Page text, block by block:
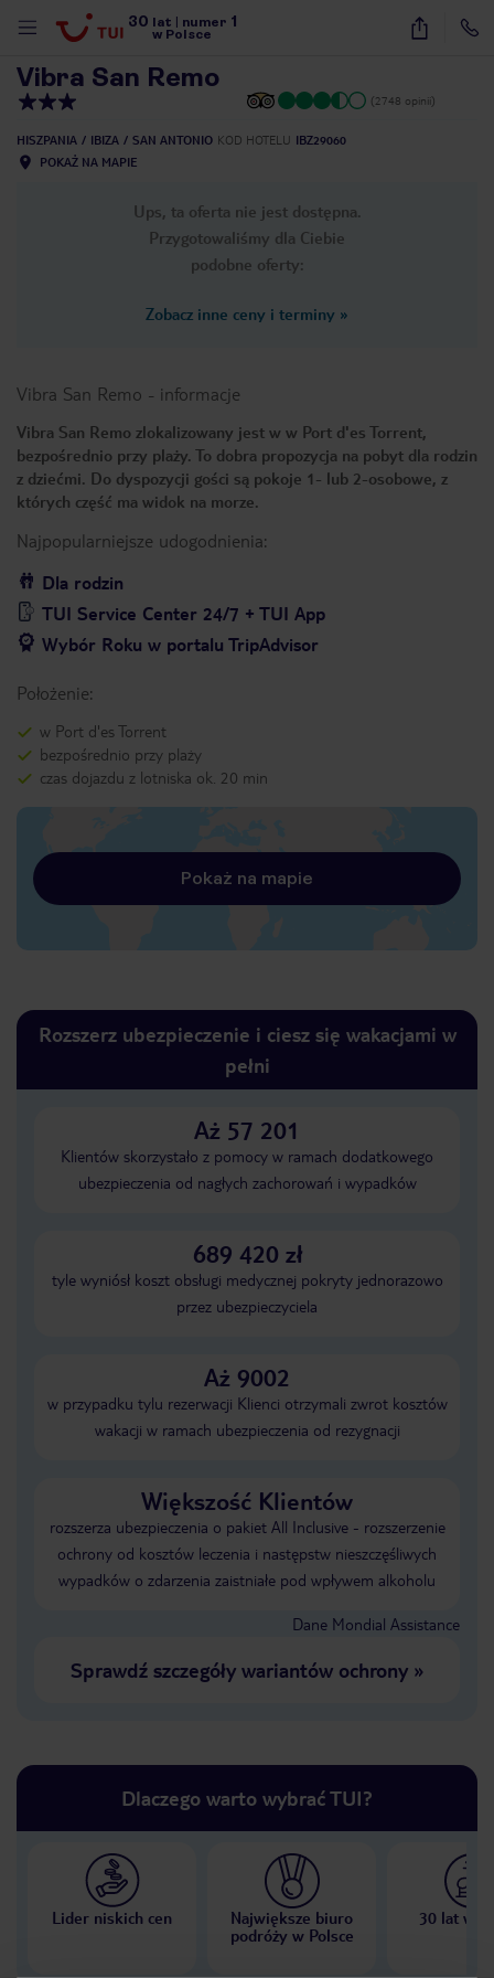
30 lat numer 1
w Polsce
23
Vibra San Remo
(2748 opinii)
HISZPANIA IBIZA SAN ANTONIO KOD HOTELU IBZ29060
POKAŻ NA MAPIE
Ups, ta oferta nie jest dostępna.
Przygotowaliśmy dla Ciebie
podobne oferty:
Zobacz inne ceny i terminy »
Vibra San Remo - informacje
Vibra San Remo zlokalizowany jest w w Port d'es Torrent,
bezpośrednio przy plaży. To dobra propozycja na pobyt dla rodzin
z dziećmi. Do dyspozycji gości są pokoje 1- lub 2-osobowe, z
których część ma widok na morze.
Najpopularniejsze udogodnienia:
Dla rodzin
TUI Service Center 24/7 + TUI App
Wybór Roku w portalu TripAdvisor
Położenie:
w Port d'es Torrent
bezpośrednio przy plaży
czas dojazdu z lotniska ok. 20 min
Pokaż na mapie
Rozszerz ubezpieczenie i ciesz się wakacjami w
pełni
Aż 57 201
Klientów skorzystało z pomocy w ramach dodatkowego
ubezpieczenia od nagłych zachorowań i wypadków
689 420 zł
tyle wyniósł koszt obsługi medycznej pokryty jednorazowo
przez ubezpieczyciela
Aż 9002
w przypadku tylu rezerwacji Klienci otrzymali zwrot kosztów
wakacji w ramach ubezpieczenia od rezygnacji
Większość Klientów
rozszerza ubezpieczenia o pakiet All Inclusive - rozszerzenie
ochrony od kosztów leczenia i następstw nieszczęśliwych
wypadków o zdarzenia zaistniałe pod wpływem alkoholu
Dane Mondial Assistance
Sprawdź szczegóły wariantów ochrony»
Dlaczego warto wybrać TUI?
Lider niskich cen
Największe biuro
podróży w Polsce
30 lat w